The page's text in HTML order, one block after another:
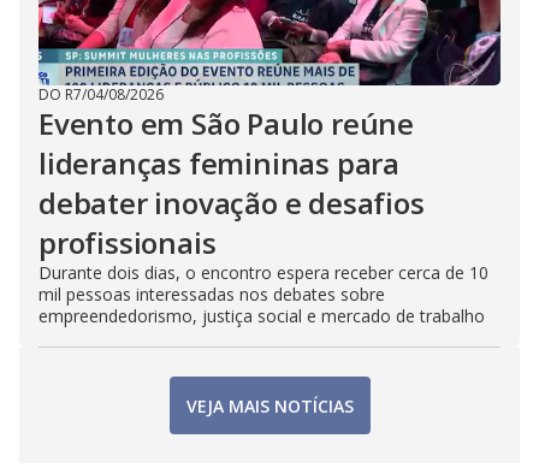
DO R7/04/08/2026
Evento em São Paulo reúne
lideranças femininas para
debater inovação e desafios
profissionais
Durante dois dias, o encontro espera receber cerca de 10
mil pessoas interessadas nos debates sobre
empreendedorismo, justiça social e mercado de trabalho
VEJA MAIS NOTÍCIAS